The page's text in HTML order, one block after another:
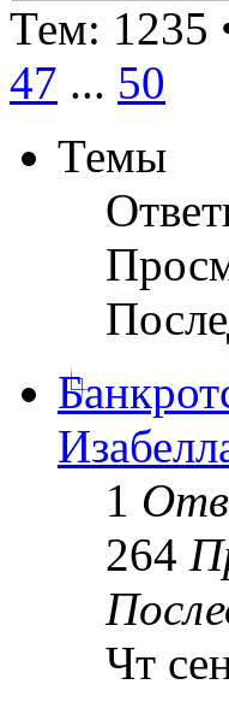
Тем: 1235
47 ... 50
Темы
1
264
Чт